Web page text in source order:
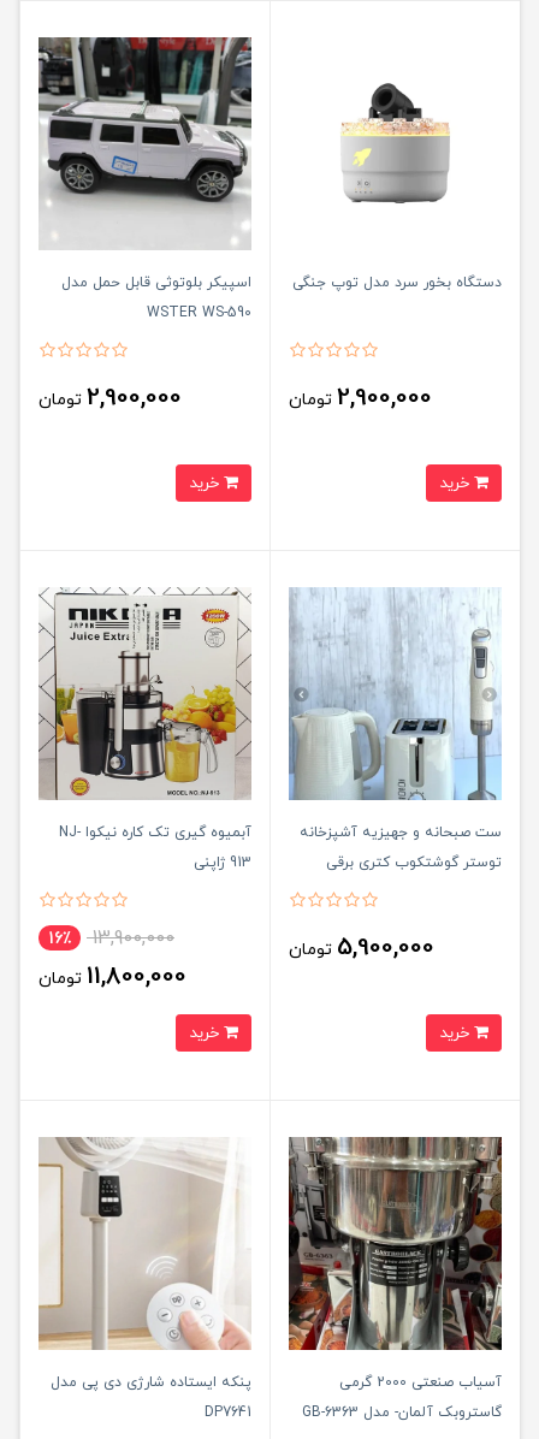
دستگاه بخور سرد مدل توپ جنگی
2,900,000 تومان
اسپیکر بلوتوثی قابل حمل مدل
WSTER WS-590
2,900,000 تومان
ست صبحانه و جهیزیه آشپزخانه
توستر گوشتکوب کتری برقی
5,900,000 تومان
آبمیوه گیری تک کاره نیکوا NJ-
913 ژاپنی
13,900,000 16٪
11,800,000 تومان
آسیاب صنعتی 2000 گرمی
گاستروبک آلمان- مدل GB-6363
پنکه ایستاده شارژی دی پی مدل
DP7641